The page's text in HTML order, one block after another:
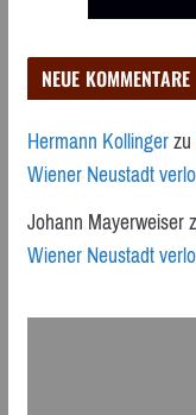
NEUE KOMMENTARE
Hermann Kollingerzu
Wiener Neustadt
Johann Mayerweiser
Wiener Neustadt